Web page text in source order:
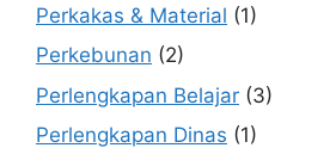
Perkakas & Material (1)
Perkebunan (2)
Perlengkapan Belajar (3)
Perlengkapan Dinas (1)